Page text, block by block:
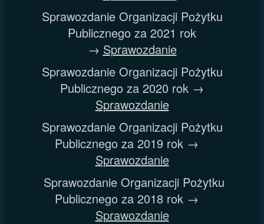
Sprawozdanie Organizacji Pożytku
Publicznego za 2021 rok
→ Sprawozdanie
Sprawozdanie Organizacji Pożytku
Publicznego za 2020 rok →
Sprawozdanie
Sprawozdanie Organizacji Pożytku
Publicznego za 2019 rok →
Sprawozdanie
Sprawozdanie Organizacji Pożytku
Publicznego za 2018 rok →
Sprawozdanie